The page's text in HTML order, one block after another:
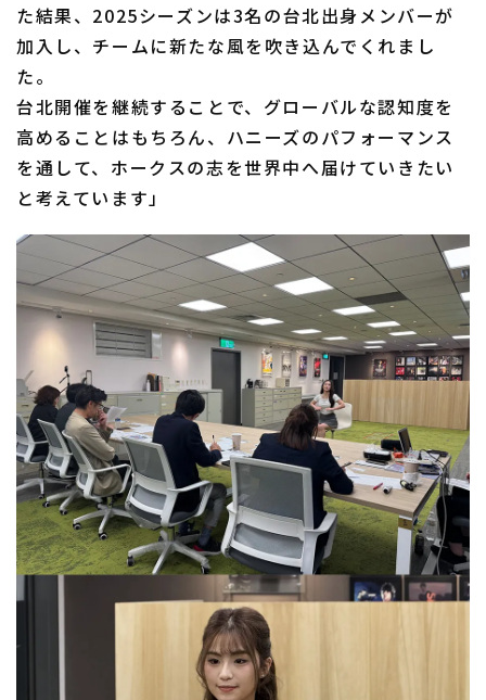
た結果、2025シーズンは3名の台北出身メンバーが
加入し、チームに新たな風を吹き込んでくれまし
た。
台北開催を継続することで、グローバルな認知度を
高めることはもちろん、ハニーズのパフォーマンス
を通して、ホークスの志を世界中へ届けていきたい
と考えています」